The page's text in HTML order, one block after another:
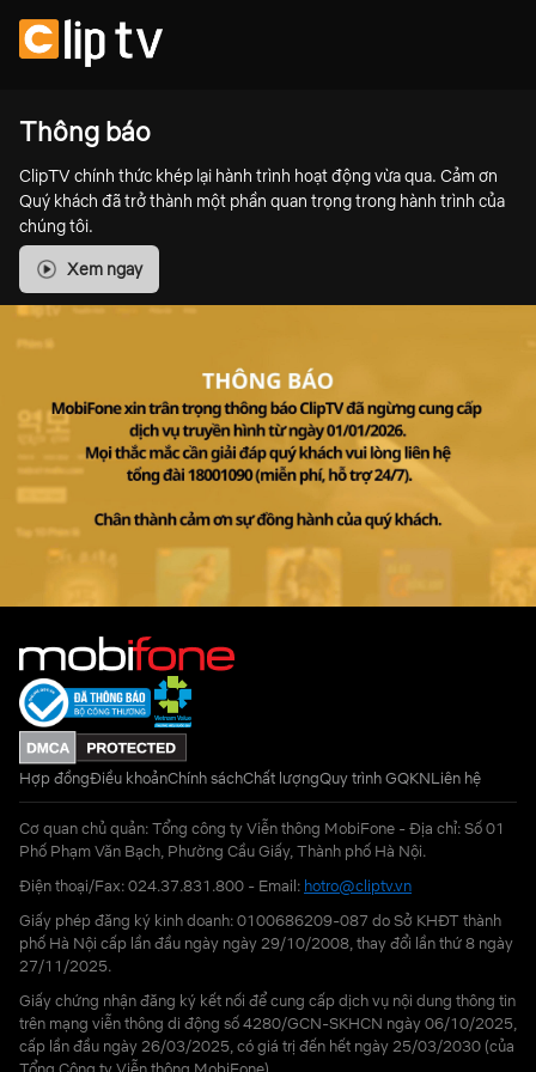
Thông báo
ClipTV chính thức khép lại hành trình hoạt động vừa qua. Cảm ơn
Quý khách đã trở thành một phần quan trọng trong hành trình của
chúng tôi.
Xem ngay
Hợp đồngĐiều khoảnChính sáchChất lượngQuy trình GQKNLiên hệ
Cơ quan chủ quản: Tổng công ty Viễn thông MobiFone - Địa chỉ: Số 01
Phố Phạm Văn Bạch, Phường Cầu Giấy, Thành phố Hà Nội.
Điện thoại/Fax: 024.37.831.800 - Email: hotro@cliptv.vn
Giấy phép đăng ký kinh doanh: 0100686209-087 do Sở KHĐT thành
phố Hà Nội cấp lần đầu ngày ngày 29/10/2008, thay đổi lần thứ 8 ngày
27/11/2025.
Giấy chứng nhận đăng ký kết nối để cung cấp dịch vụ nội dung thông tin
trên mạng viễn thông di động số 4280/GCN-SKHCN ngày 06/10/2025,
cấp lần đầu ngày 26/03/2025, có giá trị đến hết ngày 25/03/2030 (của